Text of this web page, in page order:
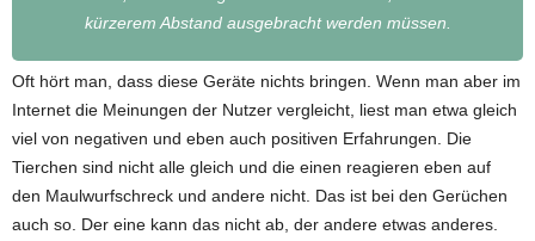
kürzerem Abstand ausgebracht werden müssen.
Oft hört man, dass diese Geräte nichts bringen. Wenn man aber im
Internet die Meinungen der Nutzer vergleicht, liest man etwa gleich
viel von negativen und eben auch positiven Erfahrungen. Die
Tierchen sind nicht alle gleich und die einen reagieren eben auf
den Maulwurfschreck und andere nicht. Das ist bei den Gerüchen
auch so. Der eine kann das nicht ab, der andere etwas anderes.